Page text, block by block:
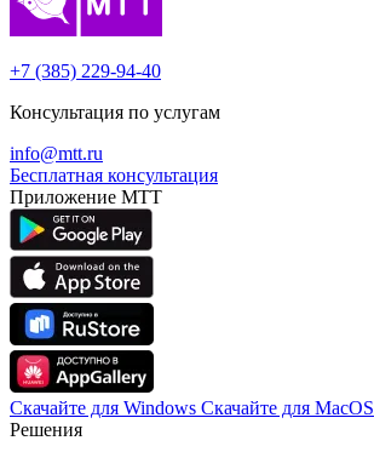
+7 (385) 229-94-40
Консультация по услугам
info@mtt.ru
Бесплатная консультация
Приложение МТТ
Скачайте для Windows Cкачайте для MacOS
Решения